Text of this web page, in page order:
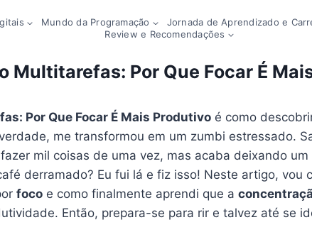
Mundo da Programação Jornada de Aprendizado e
Review e Recomendações
Multitarefas: Por Que Focar É
Por Que Focar É Mais Produtivo é como
me transformou em um zumbi estressado.
mil coisas de uma vez, mas acaba deixando
derramado? Eu fui lá e fiz isso! Neste artigo, vou
foco e como finalmente aprendi que a
Então, prepara-se para rir e talvez até se